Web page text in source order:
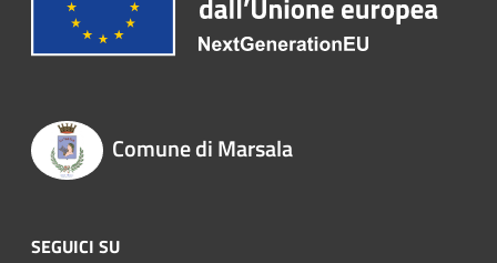
Comune di Marsala
SEGUICI SU